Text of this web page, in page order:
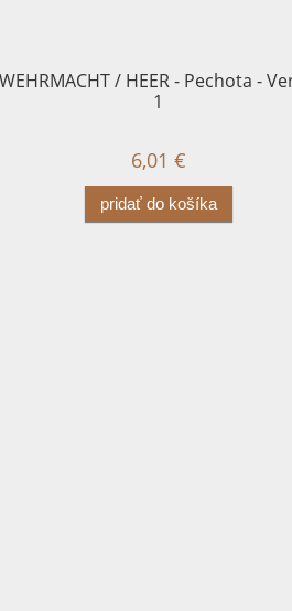
WEHRMACHT / HEER - Pechota -
1
6,01 €
pridať do košíka